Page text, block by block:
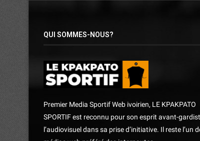
QUI SOMMES-NOUS?
Premier Media Sportif Web ivoirien, LE KPAKPATO
SPORTIF est reconnu pour son esprit avant-
l’audiovisuel dans sa prise d’initiative. Il reste l’un